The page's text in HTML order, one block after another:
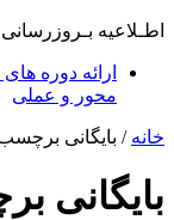
اطـلاعیه
ارائه دوره
محور و عملی
خانه / بایگانی
بایگانی